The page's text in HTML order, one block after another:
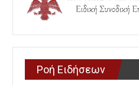
Ροή Ειδήσεων